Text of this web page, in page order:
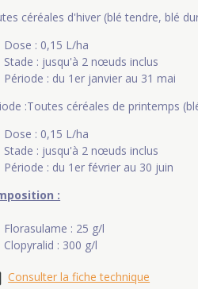
céréales d'hiver (blé tendre, blé
Dose : 0,15 L/ha
Stade : jusqu'à 2 nœuds inclus
Période : du 1er janvier au 31 mai
:Toutes céréales de printemps
Dose : 0,15 L/ha
Stade : jusqu'à 2 nœuds inclus
Période : du 1er février au 30 juin
:
Florasulame : 25 g/l
Clopyralid : 300 g/l
Consulter la fiche technique